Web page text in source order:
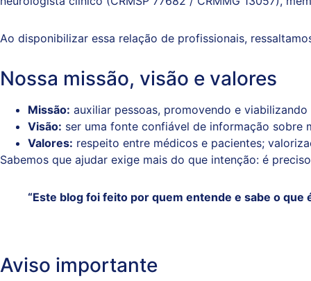
Ao disponibilizar essa relação de profissionais,
Nossa missão, visão e valores
Missão: auxiliar pessoas, promovendo e
Visão: ser uma fonte confiável de informação sobre
Valores: respeito entre médicos e pacientes;
Sabemos que ajudar exige mais do que intenção: é
“Este blog foi feito por quem entende e sabe o que
Aviso importante